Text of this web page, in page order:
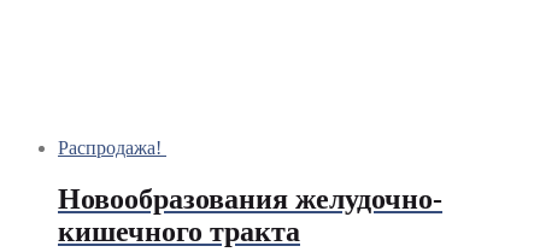
Распродажа!
Новообразования желудочно-
кишечного тракта